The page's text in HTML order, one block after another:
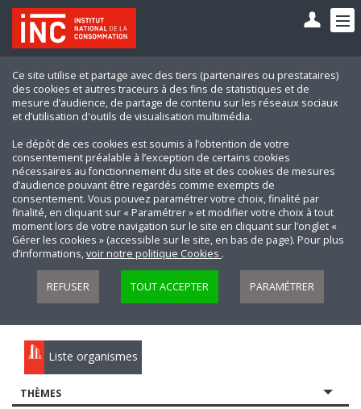
Ce site utilise et partage avec des tiers (partenaires ou prestataires)
des cookies et autres traceurs à des fins de statistiques et de
mesure d’audience, de partage de contenu sur les réseaux sociaux
et d’utilisation d'outils de visualisation multimédia.
Le dépôt de ces cookies est soumis à l’obtention de votre
consentement préalable à l’exception de certains cookies
nécessaires au fonctionnement du site et des cookies de mesures
d’audience pouvant être regardés comme exempts de
consentement. Vous pouvez paramétrer votre choix, finalité par
finalité, en cliquant sur « Paramétrer » et modifier votre choix à tout
moment lors de votre navigation sur le site en cliquant sur l’onglet «
Gérer les cookies » (accessible sur le site, en bas de page). Pour plus
d’informations,voir notre politique Cookies .
REFUSER TOUT ACCEPTER PARAMÉTRER
Liste organismes
THÈMES